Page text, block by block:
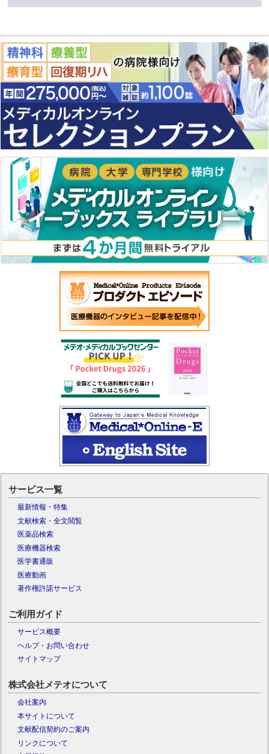
サービス一覧
最新情報・特集
文献検索・全文閲覧
医薬品検索
医療機器検索
医学書通販
医療動画
著作権許諾サービス
ご利用ガイド
サービス概要
ヘルプ・お問い合わせ
サイトマップ
株式会社メテオについて
会社案内
本サイトについて
文献配信契約のご案内
リンクについて